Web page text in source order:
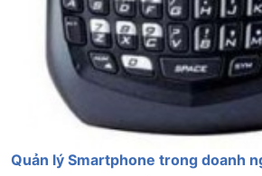
Quản lý Smartphone trong doanh